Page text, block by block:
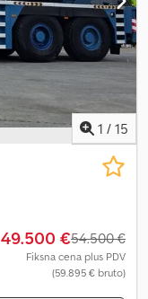
1 / 15
49.500 €54.500 €
Fiksna cena plus PDV
(59.895 € bruto)